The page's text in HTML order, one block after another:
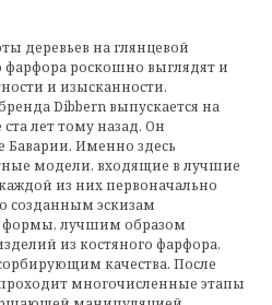
деревьев на глянцевой
фарфора роскошно выглядят и
и изысканности.
Dibbern выпускается на
лет тому назад. Он
Баварии. Именно здесь
модели, входящие в лучшие
из них первоначально
созданным эскизам
формы, лучшим образом
из костяного фарфора,
качества. После
многочисленные этапы